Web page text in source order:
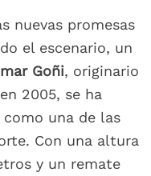
nuevas promesas
el escenario, un
Goñi, originario
2005, se ha
una de las
Con una altura
y un remate